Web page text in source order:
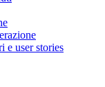
e user stories